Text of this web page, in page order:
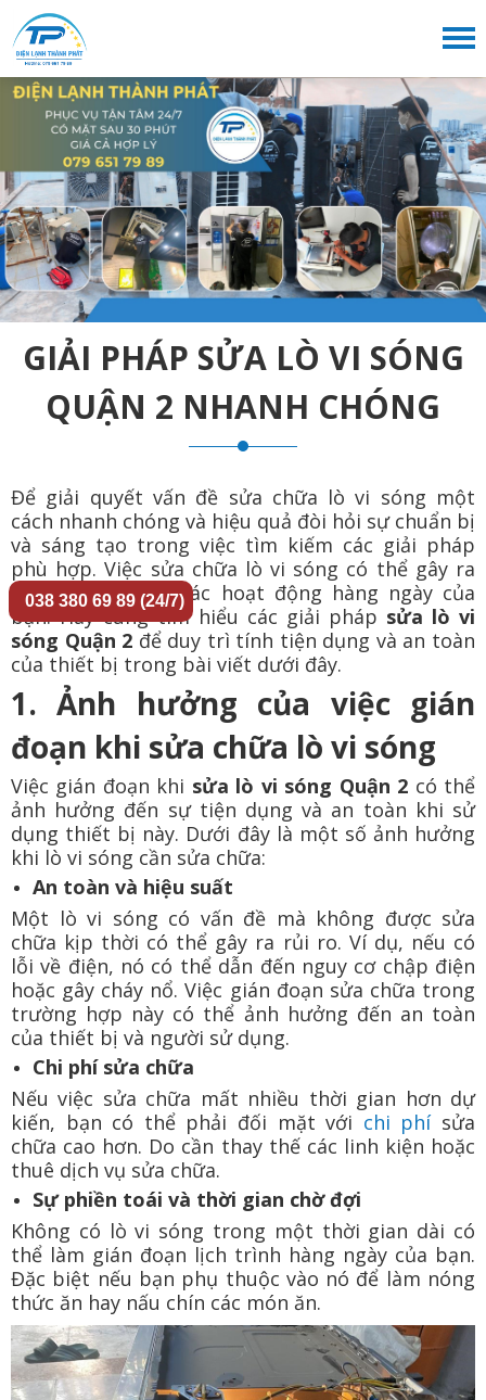
GIẢI PHÁP SỬA LÒ VI SÓNG
QUẬN 2 NHANH CHÓNG
Để giải quyết vấn đề sửa chữa lò vi sóng một
cách nhanh chóng và hiệu quả đòi hỏi sự chuẩn bị
và sáng tạo trong việc tìm kiếm các giải pháp
phù hợp. Việc sửa chữa lò vi sóng có thể gây ra
gián đoạn trong các hoạt động hàng ngày của
bạn. Hãy cùng tìm hiểu các giải pháp sửa lò vi
sóng Quận 2 để duy trì tính tiện dụng và an toàn
của thiết bị trong bài viết dưới đây.
1. Ảnh hưởng của việc gián
đoạn khi sửa chữa lò vi sóng
Việc gián đoạn khi sửa lò vi sóng Quận 2 có thể
ảnh hưởng đến sự tiện dụng và an toàn khi sử
dụng thiết bị này. Dưới đây là một số ảnh hưởng
khi lò vi sóng cần sửa chữa:
An toàn và hiệu suất
Một lò vi sóng có vấn đề mà không được sửa
chữa kịp thời có thể gây ra rủi ro. Ví dụ, nếu có
lỗi về điện, nó có thể dẫn đến nguy cơ chập điện
hoặc gây cháy nổ. Việc gián đoạn sửa chữa trong
trường hợp này có thể ảnh hưởng đến an toàn
của thiết bị và người sử dụng.
Chi phí sửa chữa
Nếu việc sửa chữa mất nhiều thời gian hơn dự
kiến, bạn có thể phải đối mặt với chi phísửa
chữa cao hơn. Do cần thay thế các linh kiện hoặc
thuê dịch vụ sửa chữa.
Sự phiền toái và thời gian chờ đợi
Không có lò vi sóng trong một thời gian dài có
thể làm gián đoạn lịch trình hàng ngày của bạn.
Đặc biệt nếu bạn phụ thuộc vào nó để làm nóng
thức ăn hay nấu chín các món ăn.
038 380 69 89 (24/7)